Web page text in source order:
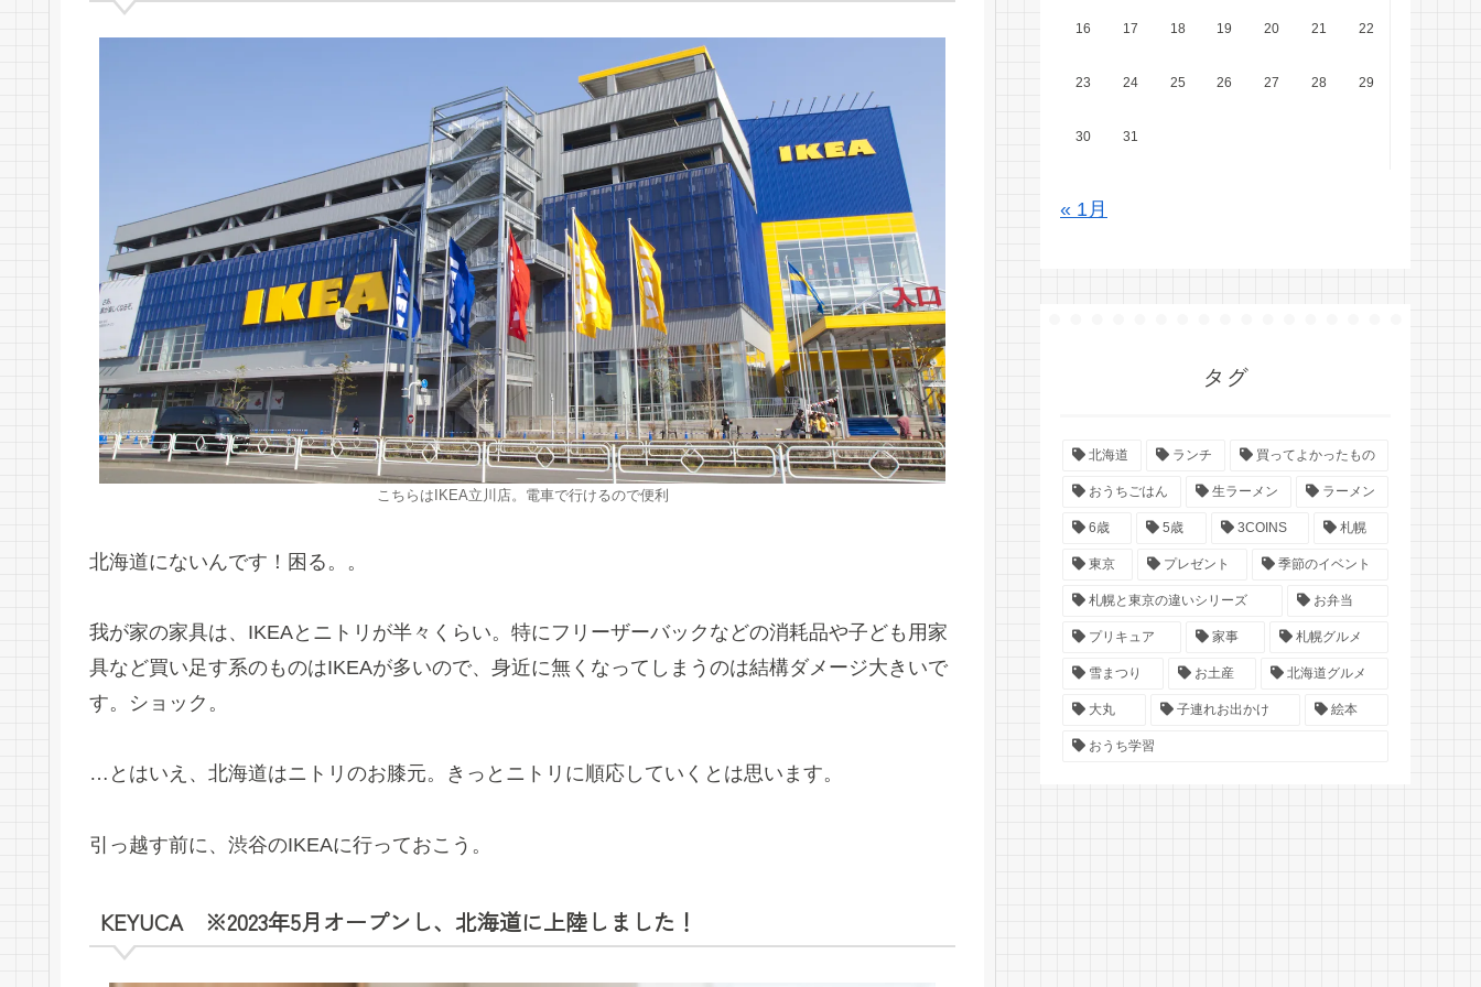
こちらはIKEA立川店。電車で行けるので便利
北海道にないんです！困る。。
我が家の家具は、IKEAとニトリが半々くらい。特にフリーザーバックなどの消耗品や子ども用家
具など買い足す系のものはIKEAが多いので、身近に無くなってしまうのは結構ダメージ大きいで
す。ショック。
…とはいえ、北海道はニトリのお膝元。きっとニトリに順応していくとは思います。
引っ越す前に、渋谷のIKEAに行っておこう。
KEYUCA ※2023年5月オープンし、北海道に上陸しました！
16 17 18 19 20 21 22
23 24 25 26 27 28 29
30 31
« 1月
タグ
北海道 ランチ 買ってよかったもの
おうちごはん 生ラーメン ラーメン
6歳 5歳 3COINS 札幌
東京 プレゼント 季節のイベント
札幌と東京の違いシリーズ お弁当
プリキュア 家事 札幌グルメ
雪まつり お土産 北海道グルメ
大丸 子連れお出かけ 絵本
おうち学習